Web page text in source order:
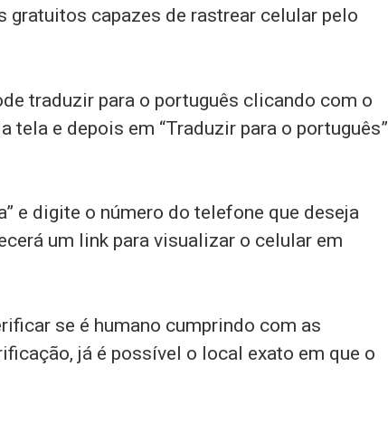
gratuitos capazes de rastrear celular pelo
traduzir para o português clicando com o
tela e depois em “Traduzir para o português”
e digite o número do telefone que deseja
um link para visualizar o celular em
se é humano cumprindo com as
já é possível o local exato em que o